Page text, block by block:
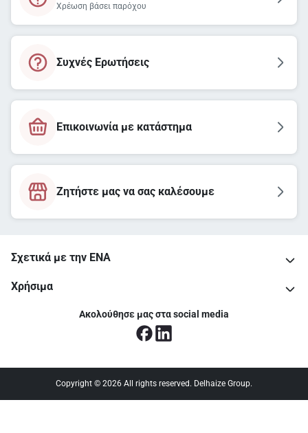
Χρέωση βάσει παρόχου
Συχνές Ερωτήσεις
Επικοινωνία με κατάστημα
Ζητήστε μας να σας καλέσουμε
Σχετικά με την ΕΝΑ
Χρήσιμα
Ακολούθησε μας στα social media
Copyright © 2026 All rights reserved. Delhaize Group.